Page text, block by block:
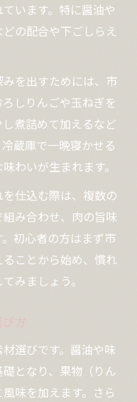
います。特に醤油や
の配合や下ごしらえ
を出すためには、市
しりんごや玉ねぎを
煮詰めて加えるなど
蔵庫で一晩寝かせる
わいが生まれます。
仕込む際は、複数の
み合わせ、肉の旨味
初心者の方はまず市
ことから始め、慣れ
みましょう。
方
選びです。醤油や味
となり、果物（りん
味を加えます。さら